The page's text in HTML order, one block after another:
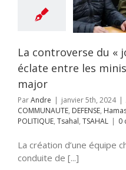
ACTUALITES
POLITIQUE
TSAHAL
La controverse du «
éclate entre les
major
ParAndre | janvier 5th, 2024 |
COMMUNAUTE, DEFENSE,
POLITIQUE, Tsahal, TSAHAL | 0
La création d’une équipe
conduite de [...]